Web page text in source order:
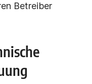
Betreiber